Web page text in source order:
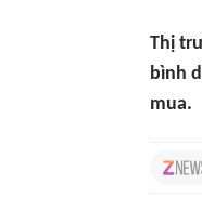
Thị
bình
mua.